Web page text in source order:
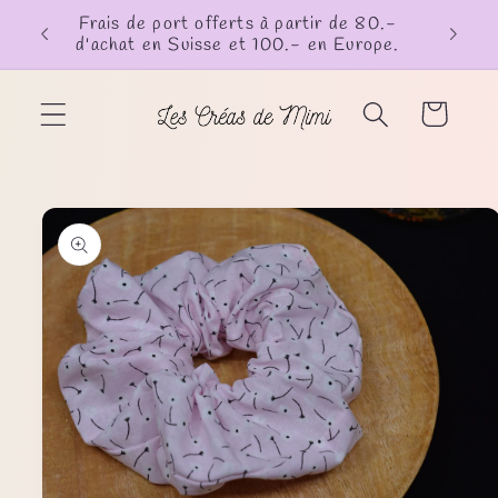
passer
contenu
Frais de port offerts à partir de 80.-
d'achat en Suisse et 100.- en Europe.
Panier
Passer aux
informations
produits